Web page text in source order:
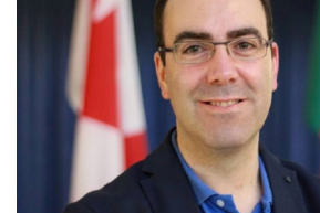
Luas
Marés
Histórico